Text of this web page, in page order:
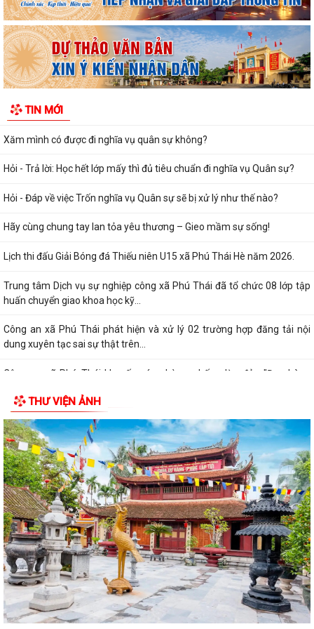
TIN MỚI
kêu gọi toàn thể cán bộ, công...
Hội Nạn nhân chất độc da cam/dioxin xã Phú Thái đã trang trọng tổ
chức hội nghị kỷ niệm 65 năm Thảm...
Thời hạn thực hiện Nghĩa vụ quân sự trong thời bình.
Công an xã Phú Thái tiếp tục lan tỏa Chương trình "Cha - Mẹ đỡ đầu"
Xăm mình có được đi nghĩa vụ quân sự không?
Hỏi - Trả lời: Học hết lớp mấy thì đủ tiêu chuẩn đi nghĩa vụ Quân sự?
Hỏi - Đáp về việc Trốn nghĩa vụ Quân sự sẽ bị xử lý như thế nào?
Hãy cùng chung tay lan tỏa yêu thương – Gieo mầm sự sống!
Lịch thi đấu Giải Bóng đá Thiếu niên U15 xã Phú Thái Hè năm 2026.
Trung tâm Dịch vụ sự nghiệp công xã Phú Thái đã tổ chức 08 lớp tập
huấn chuyển giao khoa học kỹ...
Công an xã Phú Thái phát hiện và xử lý 02 trường hợp đăng tải nội
dung xuyên tạc sai sự thật trên...
Công an xã Phú Thái khuyến cáo phòng, chống lừa đảo "Đơn hàng
Chiều 5/8, tại Hà Nội, Tổng Bí thư, Chủ tịch nước Tô Lâm đã tiếp Đô đốc
Samuel Paparo, Tư lệnh Bộ...
Quy định về xóa tên trong danh sách đảng viên (Theo Quy định số
208-QĐ/TW ngày 26/7/2026 của Ban...
Thanh toán tiền điện từ xa - Gửi chọn yêu thương cho người thân.
Bế mạc lớp bồi dưỡng chuyên môn, nghiệp vụ, kỹ năng cho cán bộ
MTTQ Việt Nam và tổ chức chính trị -...
Ban Thường trực Ủy ban MTTQ Việt Nam thành phố tổ chức Hội nghị
triển khai quyết định của Ban...
Quy trình kết nạp Đảng viên theo Hướng dẫn số 01-HD/TW ngày
THƯ VIỆN ẢNH